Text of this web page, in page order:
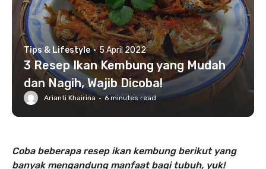
Tips & Lifestyle · 5 April 2022
3 Resep Ikan Kembung yang Mudah
dan Nagih, Wajib Dicoba!
Arianti Khairina · 6minutes read
Coba beberapa resep ikan kembung berikut yang
banyak mengandung manfaat bagi tubuh, yuk!